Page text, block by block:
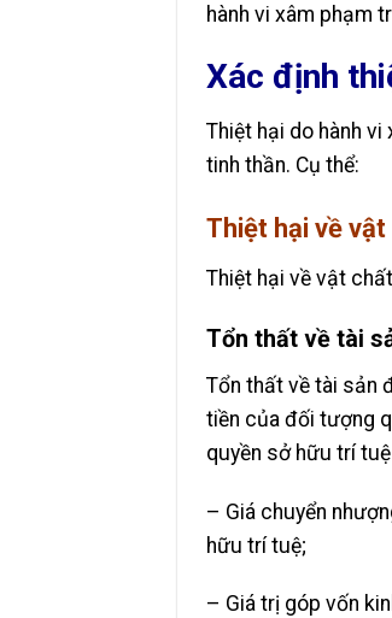
hành vi xâm phạm
Xác định
Thiệt hại do hành
tinh thần. Cụ thể:
Thiệt hại về
Thiệt hại về vật
Tổn thất về tài
Tổn thất về tài sản
tiền của đối tượng
quyền sở hữu trí
– Giá chuyển
hữu trí tuệ;
– Giá trị góp vốn